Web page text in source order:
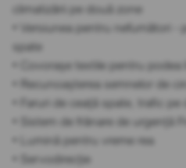
climatizării pe două zone
• Versiunea pentru nefumători -
spate
• Covorașe textile pentru
• Recunoașterea semnelor de
• Faruri de ceață spate, trafic pe
• Sistem de frânare de urgență
• Lumină pentru vreme rea
• Servodirecție